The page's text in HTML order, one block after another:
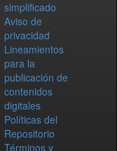
simplificado
Aviso de
privacidad
Lineamientos
para la
publicación de
contenidos
digitales
Políticas del
Repositorio
Términos y